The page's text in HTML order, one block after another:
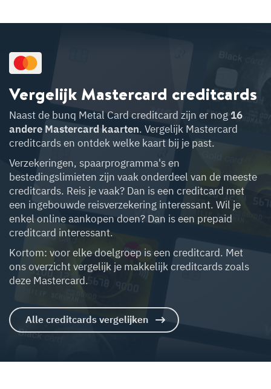
Vergelijk Mastercard creditcards
Naast de bunq Metal Card creditcard zijn er nog 16
andere Mastercard kaarten. Vergelijk Mastercard
creditcards en ontdek welke kaart bij je past.
Verzekeringen, spaarprogramma's en
bestedingslimieten zijn vaak onderdeel van de meeste
creditcards. Reis je vaak? Dan is een creditcard met
een ingebouwde reisverzekering interessant. Wil je
enkel online aankopen doen? Dan is een prepaid
creditcard interessant.
Kortom: voor elke doelgroep is een creditcard. Met
ons overzicht vergelijk je makkelijk creditcards zoals
deze Mastercard.
Alle creditcards vergelijken